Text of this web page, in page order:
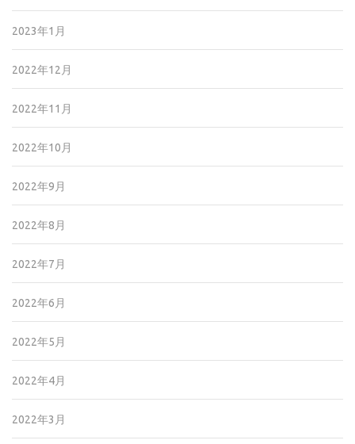
2023年1月
2022年12月
2022年11月
2022年10月
2022年9月
2022年8月
2022年7月
2022年6月
2022年5月
2022年4月
2022年3月